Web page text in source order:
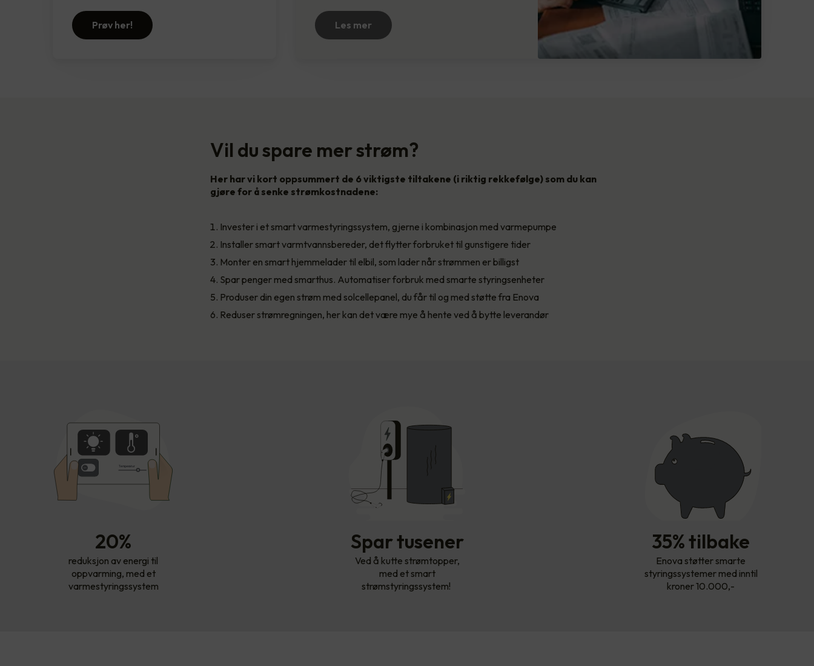
Prøv her! Les mer
Vil du spare mer strøm?
Her har vi kort oppsummert de 6 viktigste tiltakene (i riktig rekkefølge) som du kan
gjøre for å senke strømkostnadene:
Invester i et smart varmestyringssystem, gjerne i kombinasjon med varmepumpe
Installer smart varmtvannsbereder, det flytter forbruket til gunstigere tider
Monter en smart hjemmelader til elbil, som lader når strømmen er billigst
Spar penger med smarthus. Automatiser forbruk med smarte styringsenheter
Produser din egen strøm med solcellepanel, du får til og med støtte fra Enova
Reduser strømregningen, her kan det være mye å hente ved å bytte leverandør
Temperatur
20%
reduksjon av energi til
oppvarming, med et
varmestyringssystem
Spar tusener
Ved å kutte strømtopper,
med et smart
strømstyringssystem!
35% tilbake
Enova støtter smarte
styringssystemer med inntil
kroner 10.000,-